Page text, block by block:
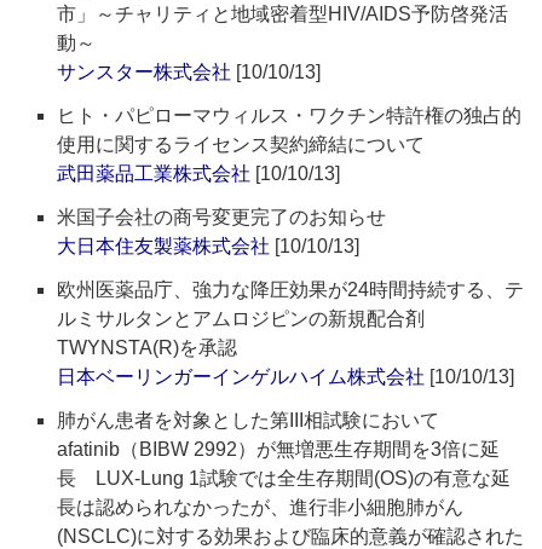
市」～チャリティと地域密着型HIV/AIDS予防啓発活
動～
サンスター株式会社 [10/10/13]
ヒト・パピローマウィルス・ワクチン特許権の独占的
使用に関するライセンス契約締結について
武田薬品工業株式会社 [10/10/13]
米国子会社の商号変更完了のお知らせ
大日本住友製薬株式会社 [10/10/13]
欧州医薬品庁、強力な降圧効果が24時間持続する、テ
ルミサルタンとアムロジピンの新規配合剤
TWYNSTA(R)を承認
日本ベーリンガーインゲルハイム株式会社 [10/10/13]
肺がん患者を対象とした第III相試験において
afatinib（BIBW 2992）が無増悪生存期間を3倍に延
長 LUX-Lung 1試験では全生存期間(OS)の有意な延
長は認められなかったが、進行非小細胞肺がん
(NSCLC)に対する効果および臨床的意義が確認された